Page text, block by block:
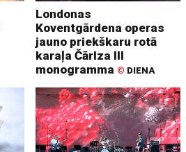
Londonas
Koventgārdena operas
jauno priekškaru rotā
karaļa Čārlza III
monogramma © DIENA